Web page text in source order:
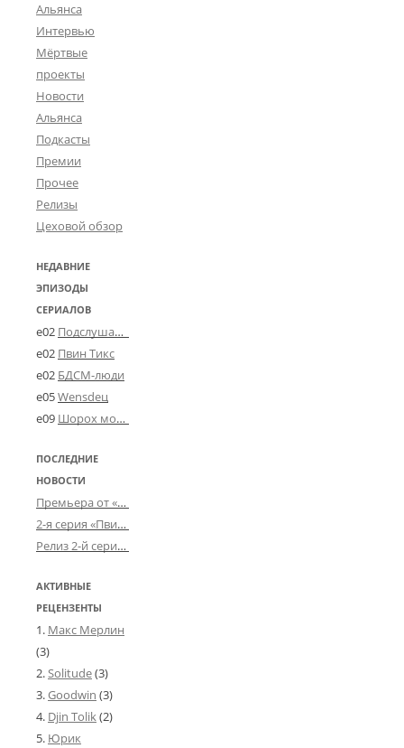
Альянса
Интервью
Мёртвые
проекты
Новости
Альянса
Подкасты
Премии
Прочее
Релизы
Цеховой обзор
НЕДАВНИЕ
ЭПИЗОДЫ
СЕРИАЛОВ
e02 Подслушано в Угличе
e02 Пвин Тикс
e02 БДСМ-люди
e05Wensdeц
e09 Шорох мозговины
ПОСЛЕДНИЕ
НОВОСТИ
Премьера от «Усталого королевства»: «Игорь начал»
2-я серия «Пвин Тикса» от 2-D
Релиз 2-й серии «БДСМ-людей» от «Аркада Фильм»
АКТИВНЫЕ
РЕЦЕНЗЕНТЫ
Макс Мерлин
(3)
Solitude(3)
Goodwin (3)
Djin Tolik(2)
Юрик